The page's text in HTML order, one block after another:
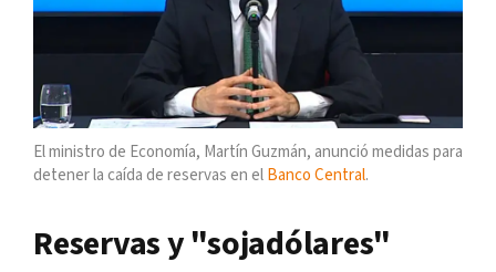
El ministro de Economía, Martín Guzmán, anunció medidas para
detener la caída de reservas en el Banco Central.
Reservas y "sojadólares"